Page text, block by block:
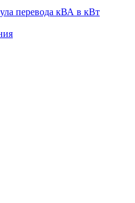
перевода кВА в кВт